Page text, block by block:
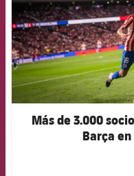
Más de 3.000
Barça